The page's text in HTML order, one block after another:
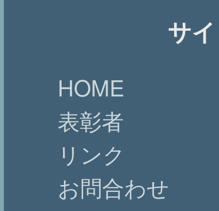
サ
HOME
表彰者
リンク
お問合わせ